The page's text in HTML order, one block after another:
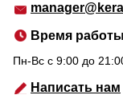
Время работы
Пн-Вс c 9:00 до
Написать нам